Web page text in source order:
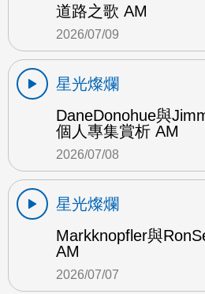
道路之歌 AM
2026/07/09
星光燦爛
DaneDonohue與
個人專集賞析 AM
2026/07/08
星光燦爛
Markknopfler與
AM
2026/07/07